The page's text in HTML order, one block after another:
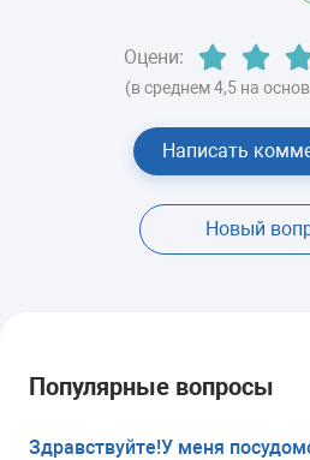
Оцени:
(в среднем 4,5 на
Написать
Новый
Популярные вопросы
Здравствуйте!У меня